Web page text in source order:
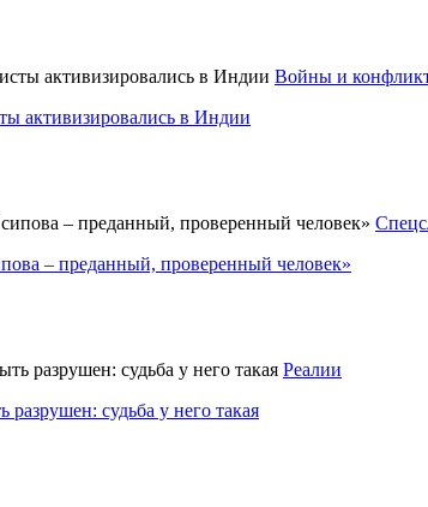
Войны и
активизировались в Индии
– преданный, проверенный человек»
Реалии
судьба у него такая